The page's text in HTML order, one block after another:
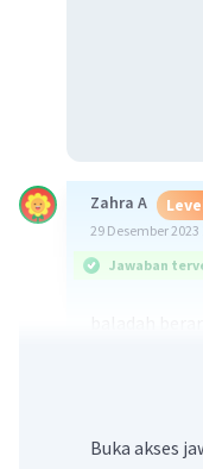
Zahra A
29 Desember 2023
Jawaban
Nanda R
Buka akses